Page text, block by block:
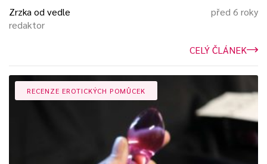
Zrzka od vedle
redaktor
před 6 roky
CELÝ ČLÁNEK
RECENZE EROTICKÝCH POMŮCEK